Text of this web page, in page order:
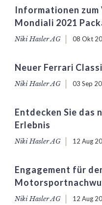
Informationen
Mondiali 2021
Niki Hasler AG 08 Okt
Neuer Ferrari
Niki Hasler AG 03 Sep
Entdecken Sie das
Erlebnis
Niki Hasler AG 12 Aug
Engagement für
Niki Hasler AG 12 Aug